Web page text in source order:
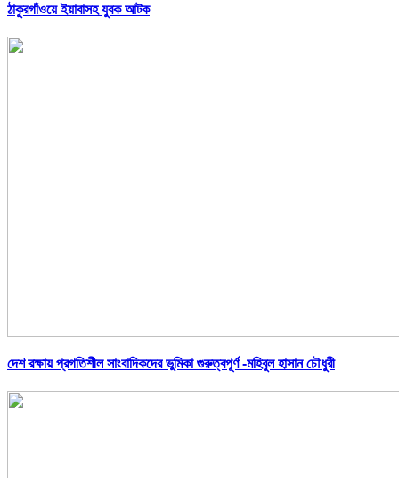
ঠাকুরগাঁওয়ে ইয়াবাসহ যুবক আটক
দেশ রক্ষায় প্রগতিশীল সাংবাদিকদের ভুমিকা গুরুত্বপূর্ণ -মহিবুল হাসান চৌধুরী